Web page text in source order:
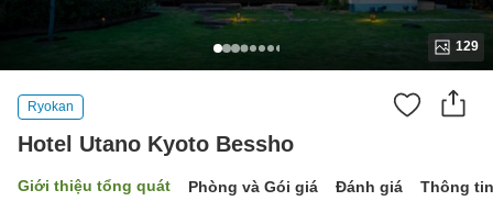
129
Ryokan
Hotel Utano Kyoto Bessho
Giới thiệu tổng quát Phòng và Gói giá Đánh giá Thông